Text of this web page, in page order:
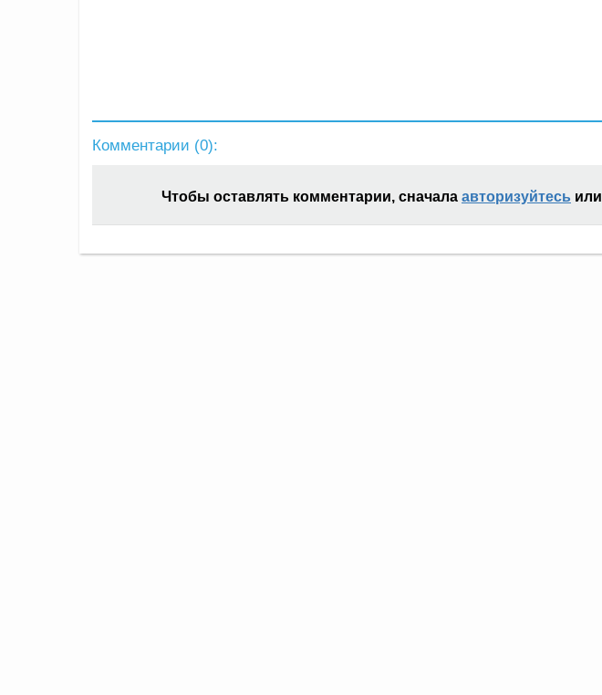
Комментарии (0):
Чтобы оставлять комментарии, сначала авторизуйтесь или